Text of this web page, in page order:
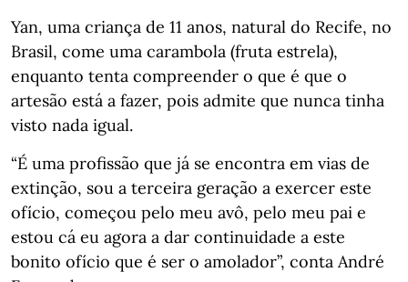
Yan, uma criança de 11 anos, natural do Recife, no
Brasil, come uma carambola (fruta estrela),
enquanto tenta compreender o que é que o
artesão está a fazer, pois admite que nunca tinha
visto nada igual.
“É uma profissão que já se encontra em vias de
extinção, sou a terceira geração a exercer este
ofício, começou pelo meu avô, pelo meu pai e
estou cá eu agora a dar continuidade a este
bonito ofício que é ser o amolador”, conta André